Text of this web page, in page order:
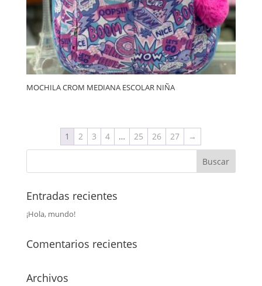
MOCHILA CROM MEDIANA ESCOLAR NIÑA
1 2 3 4 … 25 26 27 →
Entradas recientes
¡Hola, mundo!
Comentarios recientes
Archivos